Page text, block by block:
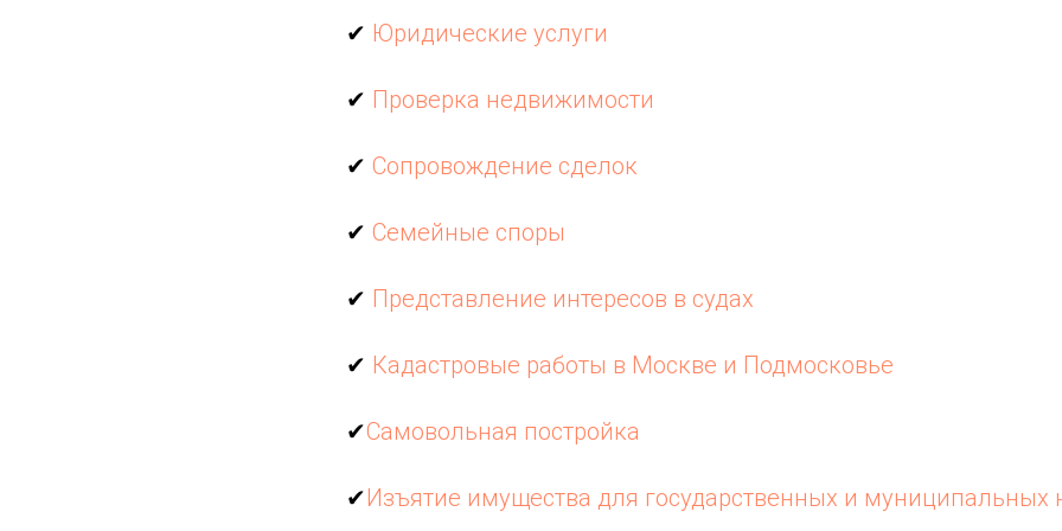
✔ Юридические услуги
✔ Проверка недвижимости
✔ Сопровождение сделок
✔ Семейные споры
✔ Представление интересов в судах
✔ Кадастровые работы в Москве и Подмосковье
✔Самовольная постройка
✔Изъятие имущества для государственных и муниципальных